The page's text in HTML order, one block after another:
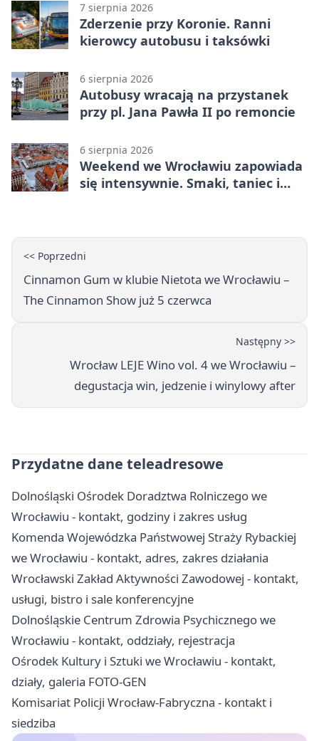
7 sierpnia 2026
Zderzenie przy Koronie. Ranni
kierowcy autobusu i taksówki
6 sierpnia 2026
Autobusy wracają na przystanek
przy pl. Jana Pawła II po remoncie
6 sierpnia 2026
Weekend we Wrocławiu zapowiada
się intensywnie. Smaki, taniec i
<< Poprzedni
Cinnamon Gum w klubie Nietota we Wrocławiu –
The Cinnamon Show już 5 czerwca
Następny >>
Wrocław LEJE Wino vol. 4 we Wrocławiu –
degustacja win, jedzenie i winylowy after
Przydatne dane teleadresowe
Dolnośląski Ośrodek Doradztwa Rolniczego we
Wrocławiu - kontakt, godziny i zakres usług
Komenda Wojewódzka Państwowej Straży Rybackiej
we Wrocławiu - kontakt, adres, zakres działania
Wrocławski Zakład Aktywności Zawodowej - kontakt,
usługi, bistro i sale konferencyjne
Dolnośląskie Centrum Zdrowia Psychicznego we
Wrocławiu - kontakt, oddziały, rejestracja
Ośrodek Kultury i Sztuki we Wrocławiu - kontakt,
działy, galeria FOTO-GEN
Komisariat Policji Wrocław-Fabryczna - kontakt i
siedziba